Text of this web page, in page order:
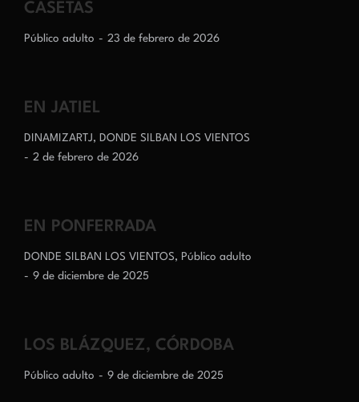
CASETAS
Público adulto 23 de febrero de 2026
EN JATIEL
DINAMIZARTJ, DONDE SILBAN LOS VIENTOS
2 de febrero de 2026
EN PONFERRADA
DONDE SILBAN LOS VIENTOS, Público adulto
9 de diciembre de 2025
LOS BLÁZQUEZ, CÓRDOBA
Público adulto 9 de diciembre de 2025